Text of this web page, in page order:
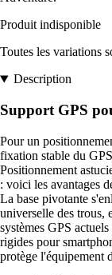
Produit indisponible
Toutes les variations
Description
Support GPS
Pour un
fixation stable du
Positionnement
: voici les avantages
La base pivotante
universelle des trous,
systèmes GPS
rigides pour
protège l'équipement